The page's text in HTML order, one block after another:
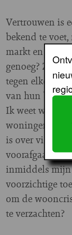
Vertrouwen is
bekend te
markt en
genoeg?
tegen elke
van hun
Ik weet wel
woningen uit
is over vier
voorafgaat
inmiddels mijn
voorzichtige
om de
te verzachten?